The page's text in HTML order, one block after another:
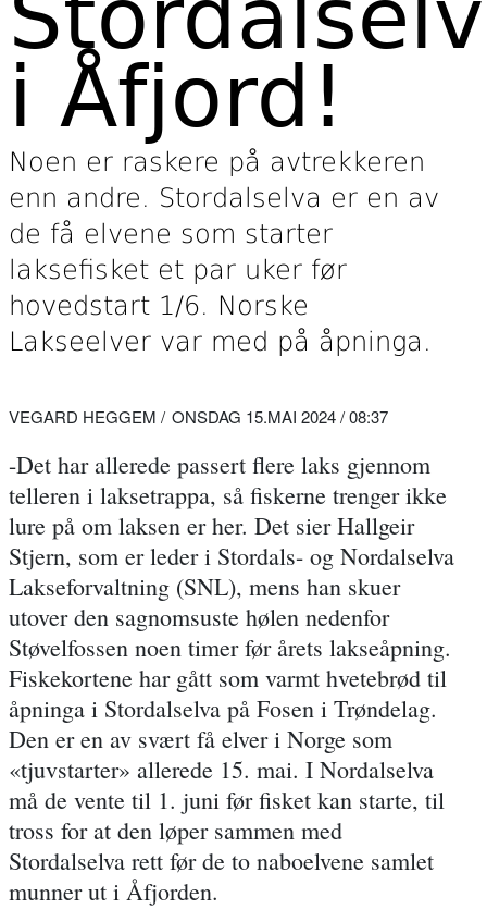
i Åfjord!
Noen er raskere på avtrekkeren
enn andre. Stordalselva er en av
de få elvene som starter
laksefisket et par uker før
hovedstart 1/6. Norske
Lakseelver var med på åpninga.
VEGARD HEGGEM ONSDAG 15.MAI 2024 / 08:37
-Det har allerede passert flere laks gjennom
telleren i laksetrappa, så fiskerne trenger ikke
lure på om laksen er her. Det sier Hallgeir
Stjern, som er leder i Stordals- og Nordalselva
Lakseforvaltning (SNL), mens han skuer
utover den sagnomsuste hølen nedenfor
Støvelfossen noen timer før årets lakseåpning.
Fiskekortene har gått som varmt hvetebrød til
åpninga i Stordalselva på Fosen i Trøndelag.
Den er en av svært få elver i Norge som
«tjuvstarter» allerede 15. mai. I Nordalselva
må de vente til 1. juni før fisket kan starte, til
tross for at den løper sammen med
Stordalselva rett før de to naboelvene samlet
munner ut i Åfjorden.